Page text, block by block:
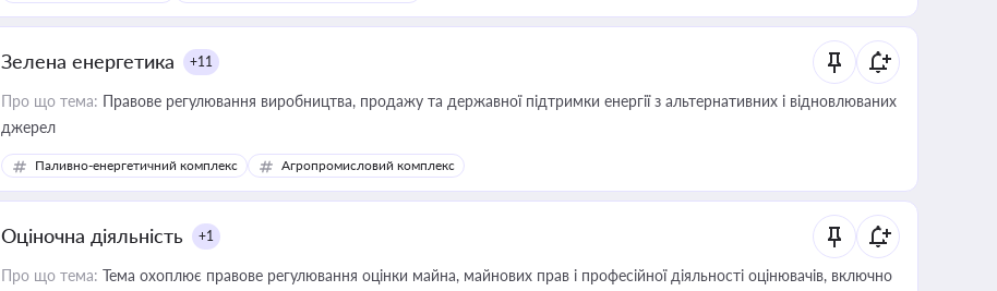
Зелена енергетика +11
Про що тема: Правове регулювання виробництва, продажу та державної підтримки енергії з альтернативних і відновлюваних
джерел
Паливно-енергетичний комплекс Агропромисловий комплекс
Оціночна діяльність +1
Про що тема: Тема охоплює правове регулювання оцінки майна, майнових прав і професійної діяльності оцінювачів, включно